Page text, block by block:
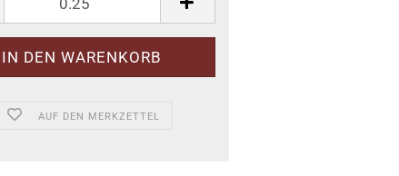
AUF DEN MERKZETTEL